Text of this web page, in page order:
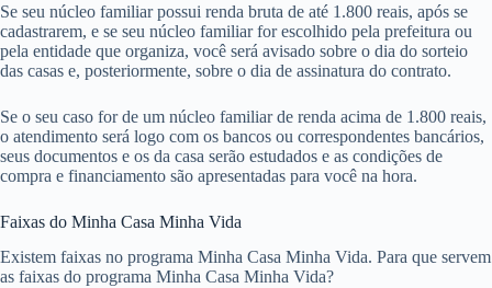
Se seu núcleo familiar possui renda bruta de até 1.800 reais, após se
cadastrarem, e se seu núcleo familiar for escolhido pela prefeitura ou
pela entidade que organiza, você será avisado sobre o dia do sorteio
das casas e, posteriormente, sobre o dia de assinatura do contrato.
Se o seu caso for de um núcleo familiar de renda acima de 1.800 reais,
o atendimento será logo com os bancos ou correspondentes bancários,
seus documentos e os da casa serão estudados e as condições de
compra e financiamento são apresentadas para você na hora.
Faixas do Minha Casa Minha Vida
Existem faixas no programa Minha Casa Minha Vida. Para que servem
as faixas do programa Minha Casa Minha Vida?